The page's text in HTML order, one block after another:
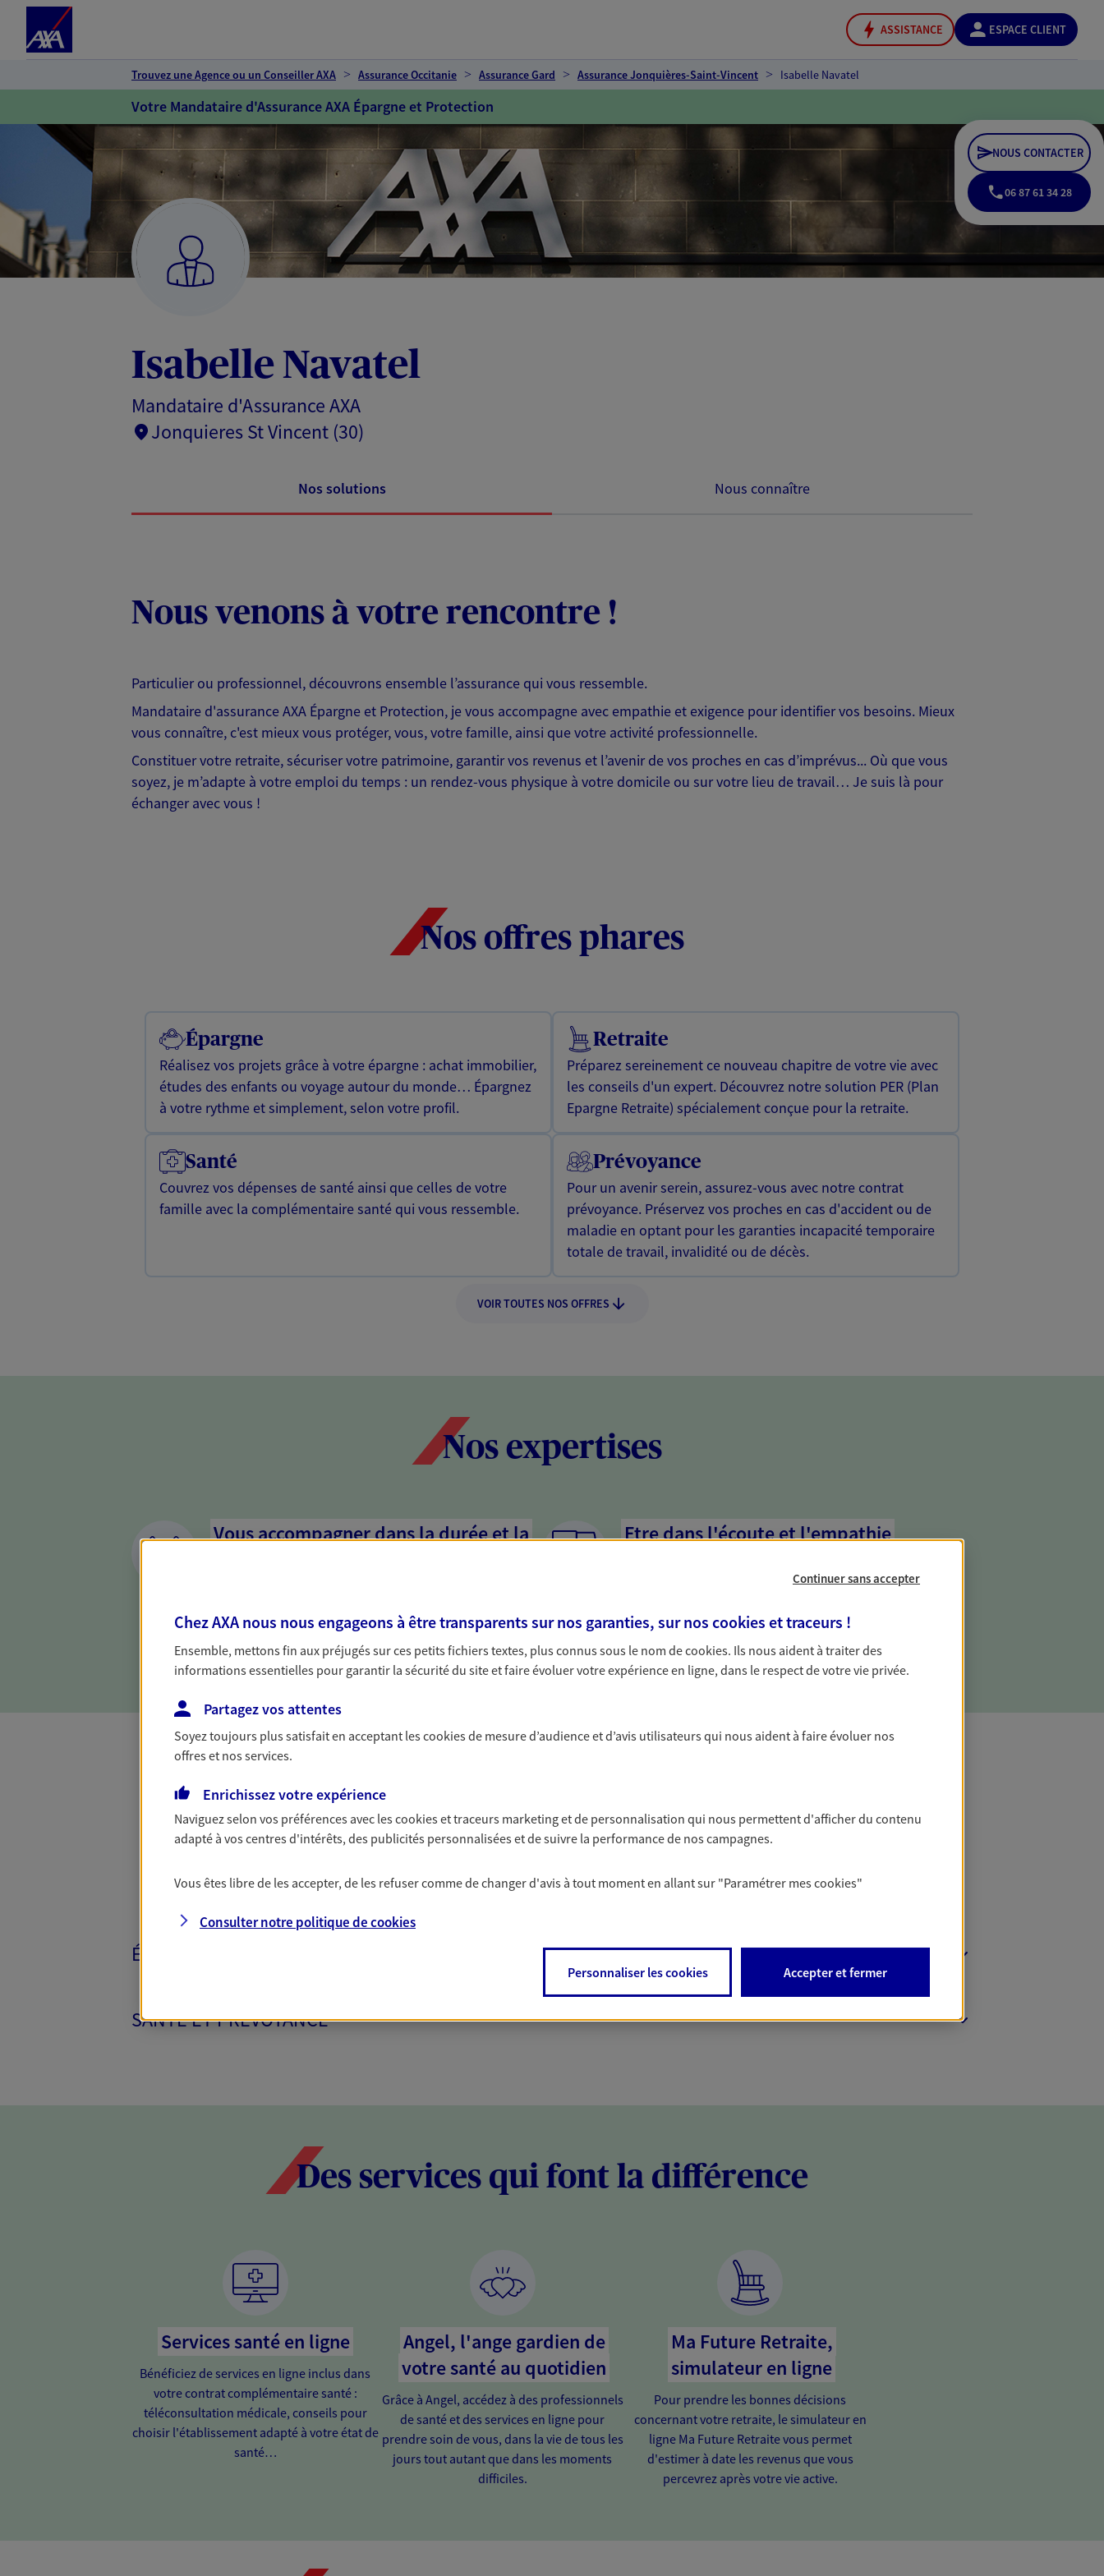
ASSISTANCE ESPACE CLIENT
Trouvez une Agence ou un Conseiller AXA Assurance Occitanie Assurance Gard Assurance Jonquières-Saint-Vincent Isabelle Navatel
Votre Mandataire d'Assurance AXA Épargne et Protection
Isabelle Navatel
Mandataire d'Assurance AXA
Jonquieres St Vincent (30)
NOUS CONTACTER
06 87 61 34 28
Nos solutions Nous connaître
Nous venons à votre rencontre !
Particulier ou professionnel, découvrons ensemble l’assurance qui vous ressemble.
Mandataire d'assurance AXA Épargne et Protection, je vous accompagne avec empathie et exigence pour identifier vos besoins. Mieux
vous connaître, c'est mieux vous protéger, vous, votre famille, ainsi que votre activité professionnelle.
Constituer votre retraite, sécuriser votre patrimoine, garantir vos revenus et l’avenir de vos proches en cas d’imprévus... Où que vous
soyez, je m’adapte à votre emploi du temps : un rendez-vous physique à votre domicile ou sur votre lieu de travail… Je suis là pour
échanger avec vous !
Nos offres phares
Épargne
Réalisez vos projets grâce à votre épargne : achat immobilier,
études des enfants ou voyage autour du monde… Épargnez
à votre rythme et simplement, selon votre profil.
Retraite
Préparez sereinement ce nouveau chapitre de votre vie avec
les conseils d'un expert. Découvrez notre solution PER (Plan
Epargne Retraite) spécialement conçue pour la retraite.
Santé
Couvrez vos dépenses de santé ainsi que celles de votre
famille avec la complémentaire santé qui vous ressemble.
Prévoyance
Pour un avenir serein, assurez-vous avec notre contrat
prévoyance. Préservez vos proches en cas d'accident ou de
maladie en optant pour les garanties incapacité temporaire
totale de travail, invalidité ou de décès.
VOIR TOUTES NOS OFFRES
Nos expertises
Vous accompagner dans la durée et la
la confiance et la proximité. C'est en apprenant à vous
connaître que nous proposons de meilleures solutions.
Etre dans l'écoute et l'empathie
mandataires mettent l'empathie au cœur de leurs échanges
en cas de difficultés.
Toutes nos solutions AXA Épargne et Protection
PARTICULIERS PROFESSIONNELS
ÉPARGNE ET RETRAITE
SANTÉ ET PRÉVOYANCE
Des services qui font la différence
Services santé en ligne
Bénéficiez de services en ligne inclus dans
votre contrat complémentaire santé :
téléconsultation médicale, conseils pour
choisir l'établissement adapté à votre état de
santé…
Angel, l'ange gardien de
votre santé au quotidien
Grâce à Angel, accédez à des professionnels
de santé et des services en ligne pour
prendre soin de vous, dans la vie de tous les
jours tout autant que dans les moments
difficiles.
Ma Future Retraite,
simulateur en ligne
Pour prendre les bonnes décisions
concernant votre retraite, le simulateur en
ligne Ma Future Retraite vous permet
d'estimer à date les revenus que vous
percevrez après votre vie active.
Continuer sans accepter
Chez AXA nous nous engageons à être transparents sur nos garanties, sur nos cookies et traceurs !
Ensemble, mettons fin aux préjugés sur ces petits fichiers textes, plus connus sous le nom decookies. Ils nous aident à traiter des
informations essentielles pour garantir la sécurité du site et faire évoluer votre expérience en ligne, dans le respect de votre vie privée.
Partagez vos attentes
Soyez toujours plus satisfait en acceptant lescookiesde mesure d’audience et d’avis utilisateurs qui nous aident à faire évoluer nos
offres et nos services.
Enrichissez votre expérience
Naviguez selon vos préférences avec lescookies et traceurs marketing et de personnalisation qui nous permettent d'afficher du contenu
adapté à vos centres d'intérêts, des publicités personnalisées et de suivre la performance de nos campagnes.
Vous êtes libre de les accepter, de les refuser comme de changer d'avis à tout moment en allant sur "Paramétrer mescookies"
Consulter notre politique decookies
Personnaliser les cookies Accepter et fermer